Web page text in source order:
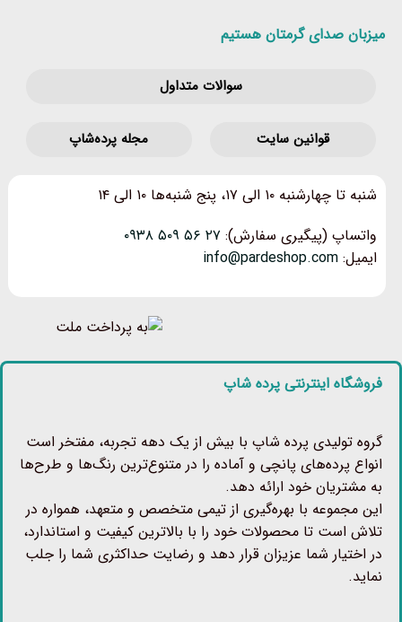
میزبان صدای گرمتان هستیم
سوالات متداول
قوانین‌ سایت مجله پرده‌شاپ
شنبه تا چهارشنبه ۱۰ الی ۱۷، پنج شنبه‌ها ۱۰ الی ۱۴
واتساپ (پیگیری سفارش): ۲۷ ۵۶ ۵۰۹ ۰۹۳۸
ایمیل: info@pardeshop.com
فروشگاه اینترنتی پرده شاپ
گروه تولیدی پرده شاپ با بیش از یک دهه تجربه، مفتخر است
انواع پرده‌های پانچی و آماده را در متنوع‌ترین رنگ‌ها و طرح‌ها
به مشتریان خود ارائه دهد.
این مجموعه با بهره‌گیری از تیمی متخصص و متعهد، همواره در
تلاش است تا محصولات خود را با بالاترین کیفیت و استاندارد،
در اختیار شما عزیزان قرار دهد و رضایت حداکثری شما را جلب
نماید.